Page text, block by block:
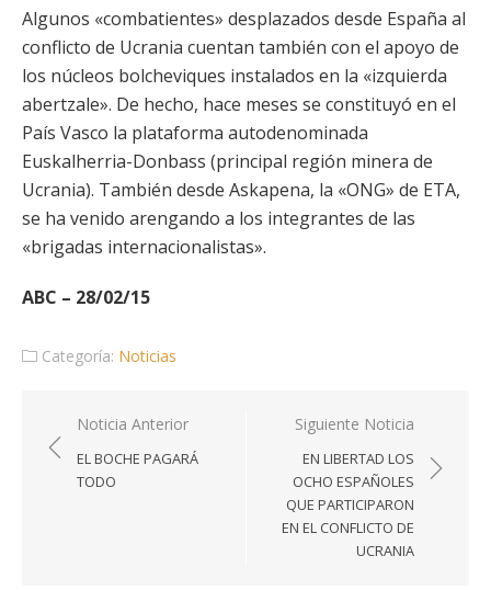
Algunos «combatientes» desplazados desde España al
conflicto de Ucrania cuentan también con el apoyo de
los núcleos bolcheviques instalados en la «izquierda
abertzale». De hecho, hace meses se constituyó en el
País Vasco la plataforma autodenominada
Euskalherria-Donbass (principal región minera de
Ucrania). También desde Askapena, la «ONG» de ETA,
se ha venido arengando a los integrantes de las
«brigadas internacionalistas».
ABC – 28/02/15
Categoría: Noticias
Navegación
de
entradas
Noticia Anterior
EL BOCHE PAGARÁ
TODO
Siguiente Noticia
EN LIBERTAD LOS
OCHO ESPAÑOLES
QUE PARTICIPARON
EN EL CONFLICTO DE
UCRANIA